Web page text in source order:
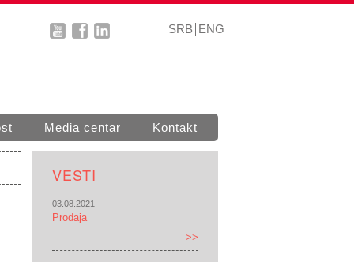
SRB ENG
Media centar Kontakt
VESTI
03.08.2021
Prodaja
>>